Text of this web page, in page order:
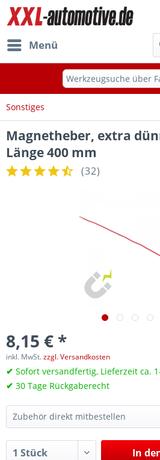
Menü
Werkzeugsuche über
Sonstiges
Magnetheber, extra
Länge 400 mm
(32)
8,15 € *
inkl. MwSt.zzgl. Versandkosten
✔ Sofort versandfertig, Lieferzeit ca.
✔ 30 Tage Rückgaberecht
Zubehör direkt mitbestellen
In